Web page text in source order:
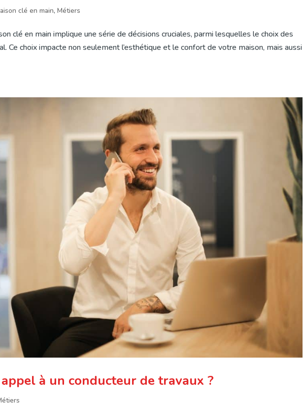
clé en main,Métiers
clé en main implique une série de décisions cruciales, parmi lesquelles le choix des
Ce choix impacte non seulement l’esthétique et le confort de votre maison, mais aussi
à un conducteur de travaux ?